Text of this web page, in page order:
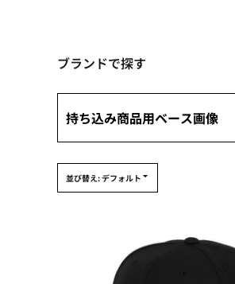
ブランドで探す
並び替え: デフォルト
セール＆おすすめ特集
ブログ一覧
ブログ一覧
店舗オリジナルデザイン
大口注文の方はこちら
新規会員登録
NEW ERA ニューエラライセンス
47BLAND-MLB(フォーティセブン
MLB メジャーリーグチーム
ブランクキャップ無地キャップ
シーン・用途別
おすすめ商品